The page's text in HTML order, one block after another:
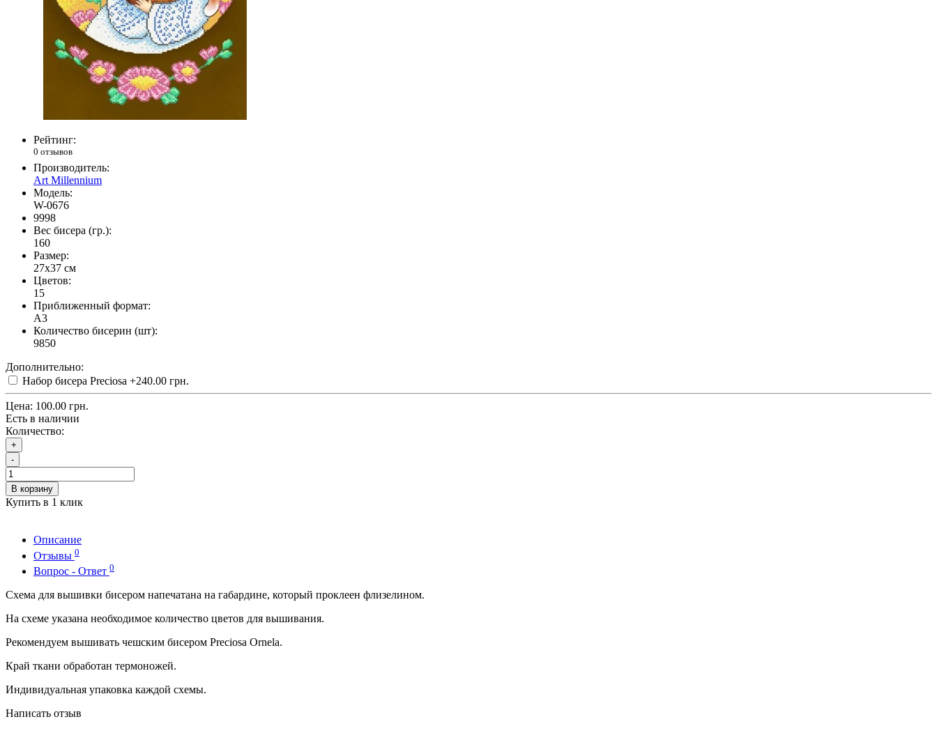
Рейтинг:
0 отзывов
Производитель:
Art Millennium
Модель:
W-0676
9998
Вес бисера (гр.):
160
Размер:
27x37 см
Цветов:
15
Приближенный формат:
A3
Количество бисерин (шт):
9850
Дополнительно:
Набор бисера Preciosa +240.00 грн.
Цена: 100.00 грн.
Есть в наличии
Количество:
+
-
В корзину
Купить в 1 клик
Описание
Отзывы 0
Вопрос - Ответ 0
Схема для вышивки бисером напечатана на габардине, который проклеен флизелином.
На схеме указана необходимое количество цветов для вышивания.
Рекомендуем вышивать чешским бисером Preciosa Ornela.
Край ткани обработан термоножей.
Индивидуальная упаковка каждой схемы.
Написать отзыв